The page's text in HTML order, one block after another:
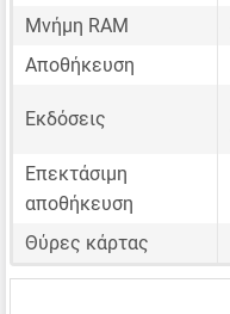
Μνήμη RAM
Αποθήκευση
Εκδόσεις
Επεκτάσιμη
αποθήκευση
Θύρες κάρτας